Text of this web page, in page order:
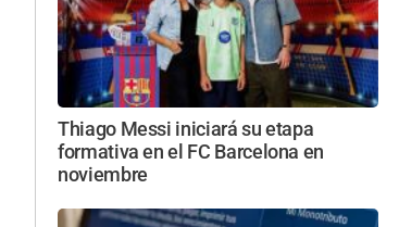
Thiago Messi iniciará su etapa
formativa en el FC Barcelona en
noviembre